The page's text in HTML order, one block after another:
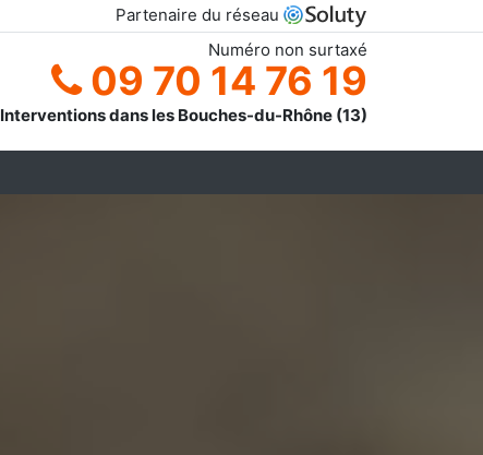
Partenaire du réseau
Numéro non surtaxé
09 70 14 76 19
Interventions dans les Bouches-du-Rhône (13)